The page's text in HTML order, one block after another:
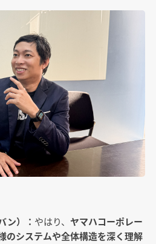
ン）： やはり、 ヤマハコーポレー
のシステムや全体構造を深く理解